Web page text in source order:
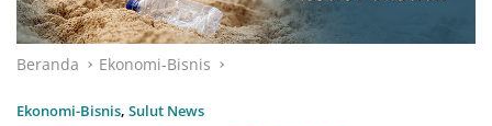
Beranda Ekonomi-Bisnis
Ekonomi-Bisnis, Sulut News